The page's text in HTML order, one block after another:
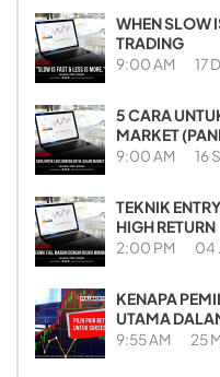
WHEN SLOW
TRADING
9:00 AM 17
5 CARA
MARKET
9:00 AM 16
TEKNIK
HIGH RETURN
2:00 PM 04
KENAPA
UTAMA
9:55 AM 25